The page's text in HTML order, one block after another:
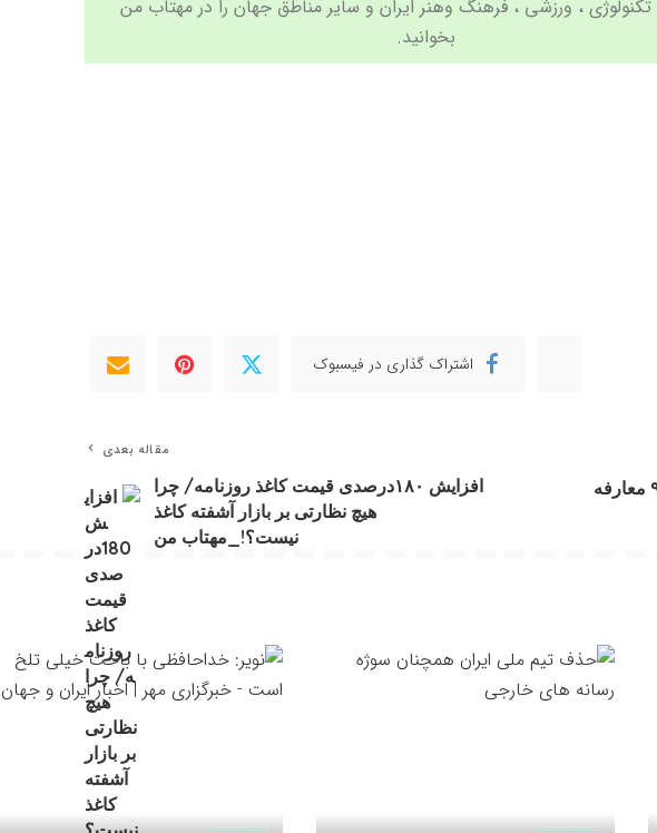
تکنولوژی، ورزشی ، فرهنگ وهنرایران و سایر مناطق جهان را در مهتاب من
بخوانید.
اشتراک گذاری در فیسبوک
فیلم‌های واجد شرایط اسکار ۹۸ معارفه
مقاله بعدی
افزایش ۱۸۰درصدی قیمت کاغذ روزنامه/ چرا
هیچ نظارتی بر بازار آشفته کاغذ
نیست؟!_مهتاب من